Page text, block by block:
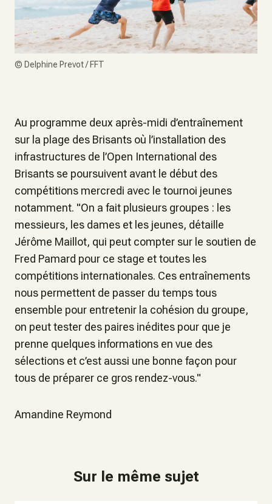
© Delphine Prevot / FFT
Au programme deux après-midi d’entraînement
sur la plage des Brisants où l’installation des
infrastructures de l’Open International des
Brisants se poursuivent avant le début des
compétitions mercredi avec le tournoi jeunes
notamment. "On a fait plusieurs groupes : les
messieurs, les dames et les jeunes, détaille
Jérôme Maillot, qui peut compter sur le soutien de
Fred Pamard pour ce stage et toutes les
compétitions internationales. Ces entraînements
nous permettent de passer du temps tous
ensemble pour entretenir la cohésion du groupe,
on peut tester des paires inédites pour que je
prenne quelques informations en vue des
sélections et c’est aussi une bonne façon pour
tous de préparer ce gros rendez-vous."
Amandine Reymond
Sur le même sujet